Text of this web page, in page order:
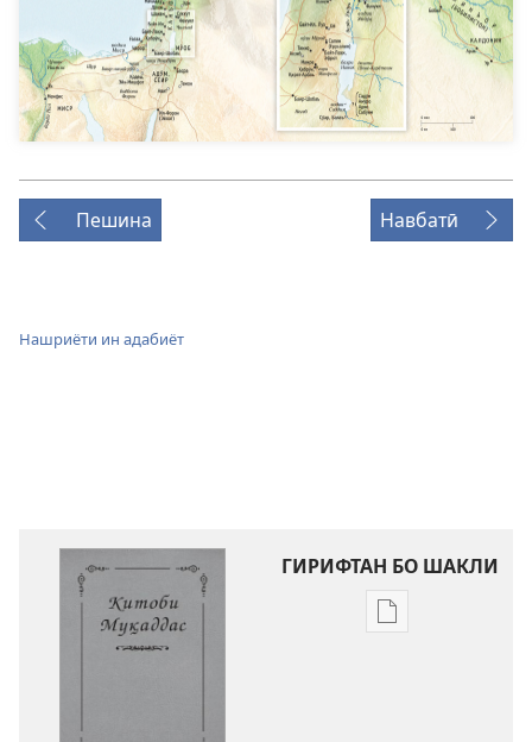
Пешина Навбатӣ
Нашриёти ин адабиёт
ГИРИФТАН БО ШАКЛИ
Тарзҳои